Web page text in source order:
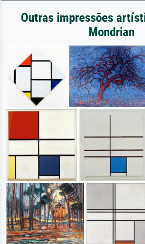
Outras impressões
Mondrian